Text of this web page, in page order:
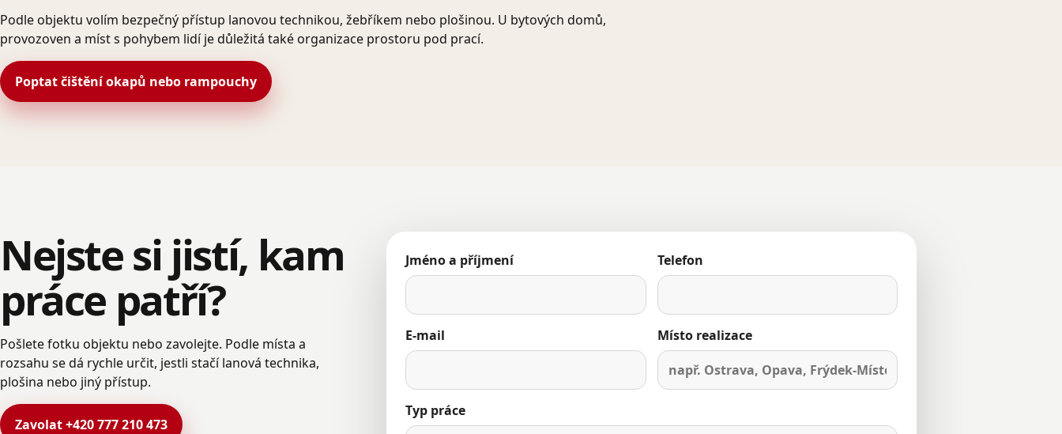
Podle objektu volím bezpečný přístup lanovou technikou, žebříkem nebo plošinou. U bytových domů,
provozoven a míst s pohybem lidí je důležitá také organizace prostoru pod prací.
Poptat čištění okapů nebo rampouchy
Nejste si jistí, kam
práce patří?
Pošlete fotku objektu nebo zavolejte. Podle místa a
rozsahu se dá rychle určit, jestli stačí lanová technika,
plošina nebo jiný přístup.
Zavolat +420 777 210 473
Jméno a příjmení Telefon
E-mail Místo realizace
Typ práce